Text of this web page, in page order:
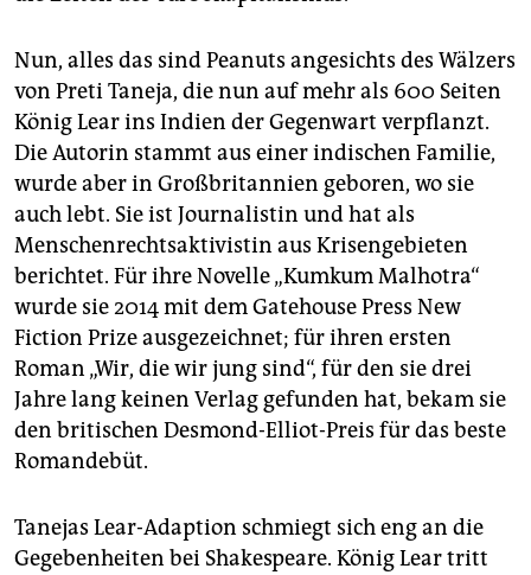
Nun, alles das sind Peanuts angesichts des Wälzers
von Preti Taneja, die nun auf mehr als 600 Seiten
König Lear ins Indien der Gegenwart verpflanzt.
Die Autorin stammt aus einer indischen Familie,
wurde aber in Großbritannien geboren, wo sie
auch lebt. Sie ist Journalistin und hat als
Menschenrechtsaktivistin aus Krisengebieten
berichtet. Für ihre Novelle „Kumkum Malhotra“
wurde sie 2014 mit dem Gatehouse Press New
Fiction Prize ausgezeichnet; für ihren ersten
Roman „Wir, die wir jung sind“, für den sie drei
Jahre lang keinen Verlag gefunden hat, bekam sie
den britischen Desmond-Elliot-Preis für das beste
Romandebüt.
Tanejas Lear-Adaption schmiegt sich eng an die
Gegebenheiten bei Shakespeare. König Lear tritt